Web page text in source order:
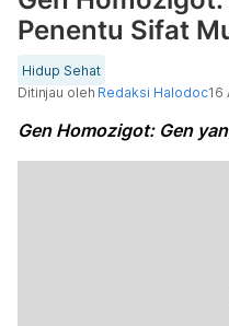
Penentu Sifat
Hidup Sehat
Ditinjau oleh Redaksi Halodoc16
Gen Homozigot: Gen